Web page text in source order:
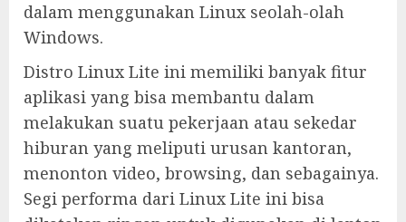
dalam menggunakan Linux seolah-olah
Windows.
Distro Linux Lite ini memiliki banyak fitur
aplikasi yang bisa membantu dalam
melakukan suatu pekerjaan atau sekedar
hiburan yang meliputi urusan kantoran,
menonton video, browsing, dan sebagainya.
Segi performa dari Linux Lite ini bisa